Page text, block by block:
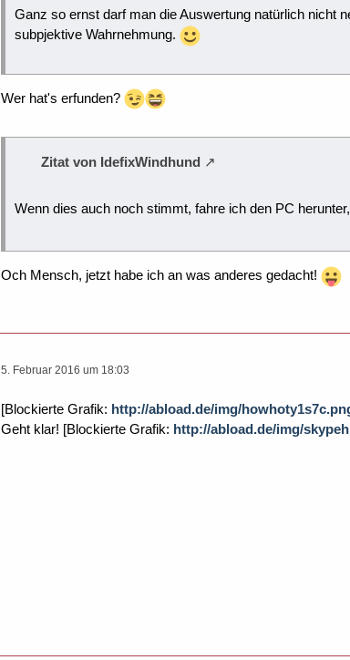
Ganz so ernst darf man die Auswertung natürlich nicht
subpjektive Wahrnehmung.
Wer hat's erfunden?
Zitat von IdefixWindhund
Wenn dies auch noch stimmt, fahre ich den PC
Och Mensch, jetzt habe ich an was anderes gedacht!
5. Februar 2016 um 18:03
[Blockierte Grafik: http://abload.de/img/
Geht klar! [Blockierte Grafik: http://abload.de/img/